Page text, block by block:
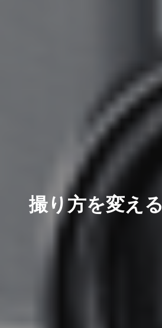
撮り方を変える